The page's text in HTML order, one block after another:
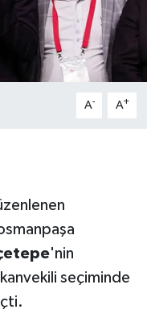
A- A+
'nin
seçiminde